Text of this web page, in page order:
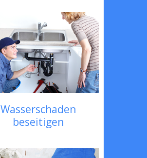
Wasserschaden
beseitigen